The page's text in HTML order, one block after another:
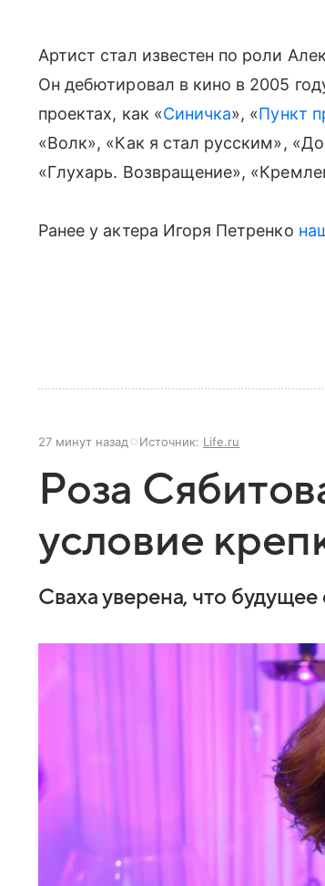
Артист стал известен по роли
Он дебютировал в кино в 2005
проектах, как «Синичка», «Пункт
«Волк», «Как я стал русским»,
«Глухарь. Возвращение»,
Ранее у актера Игоря Петренко
27 минут назад Источник: Life.ru
Роза
условие
Сваха уверена, что будущее